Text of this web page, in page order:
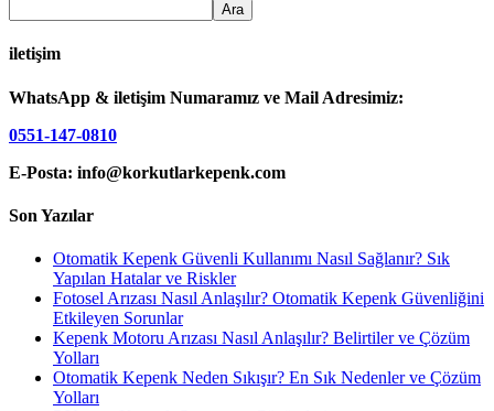
iletişim
WhatsApp & iletişim Numaramız ve Mail Adresimiz:
0551-147-0810
E-Posta: info@korkutlarkepenk.com
Son Yazılar
Otomatik Kepenk Güvenli Kullanımı Nasıl Sağlanır? Sık
Yapılan Hatalar ve Riskler
Fotosel Arızası Nasıl Anlaşılır? Otomatik Kepenk Güvenliğini
Etkileyen Sorunlar
Kepenk Motoru Arızası Nasıl Anlaşılır? Belirtiler ve Çözüm
Yolları
Otomatik Kepenk Neden Sıkışır? En Sık Nedenler ve Çözüm
Yolları